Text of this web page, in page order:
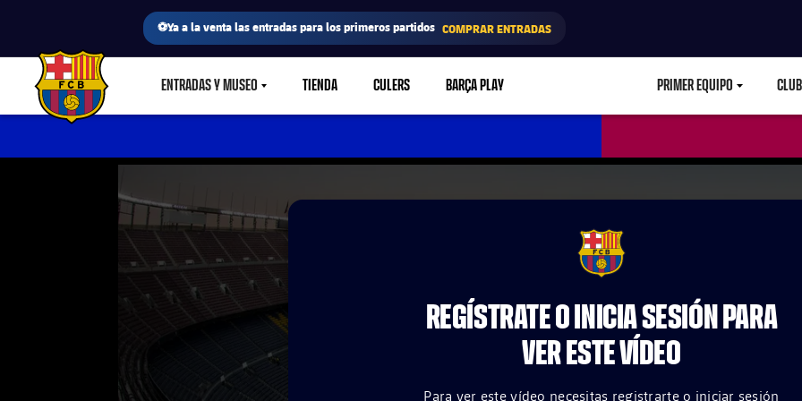
⚽Ya a la venta las entradas para los primeros partidos COMPRAR ENTRADAS
FC Barcelona club badge ENTRADAS Y MUSEOLABEL.SHARE.CARETDOWN
TIENDA CULERS BARÇA PLAY PRIMER EQUIPO CLUB
FCB Barcelona badge
REGÍSTRATE O INICIA SESIÓN PARA
VER ESTE VÍDEO
Para ver este vídeo necesitas registrarte o iniciar sesión